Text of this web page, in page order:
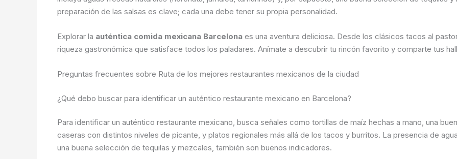
preparación de las salsas es clave; cada una debe tener su propia personalidad.
Explorar la auténtica comida mexicana Barcelona es una aventura deliciosa. Desde los clásicos tacos al
riqueza gastronómica que satisface todos los paladares. Anímate a descubrir tu rincón favorito y comparte tus
Preguntas frecuentes sobre Ruta de los mejores restaurantes mexicanos de la ciudad
¿Qué debo buscar para identificar un auténtico restaurante mexicano en Barcelona?
Para identificar un auténtico restaurante mexicano, busca señales como tortillas de maíz hechas a mano, una
caseras con distintos niveles de picante, y platos regionales más allá de los tacos y burritos. La presencia de
una buena selección de tequilas y mezcales, también son buenos indicadores.